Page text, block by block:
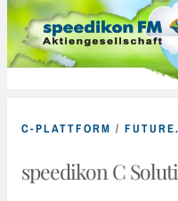
C-PLATTFORM /
speedikon C